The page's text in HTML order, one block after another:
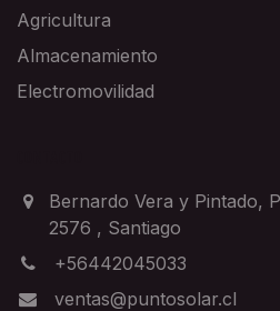
Agricultura
Almacenamiento
Electromovilidad
Bernardo Vera y Pintado,
2576 , Santiago
+56442045033
ventas@puntosolar.cl